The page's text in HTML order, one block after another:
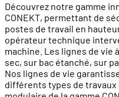
Découvrez notre gamme
CONEKT, permettant de
postes de travail en
opérateur technique
machine. Les lignes de vie
sec, sur bac étanché, sur
Nos lignes de vie
différents types de